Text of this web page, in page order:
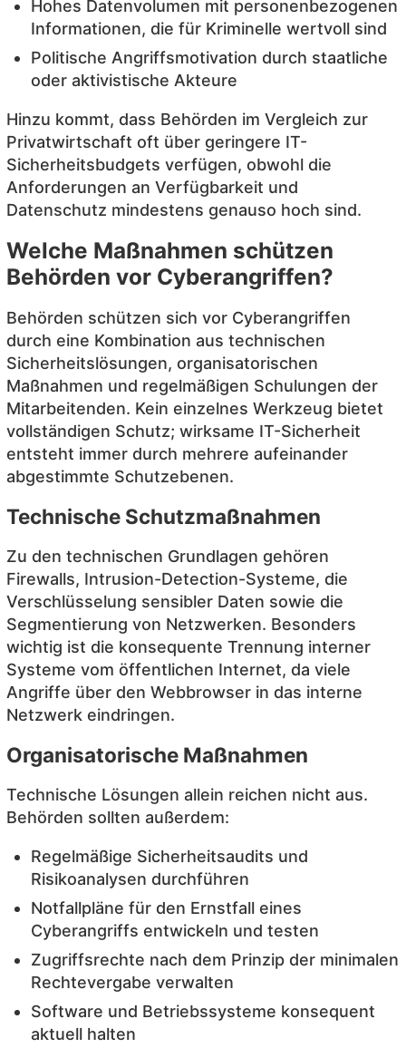
Hohes Datenvolumen mit personenbezogenen
Informationen, die für Kriminelle wertvoll sind
Politische Angriffsmotivation durch staatliche
oder aktivistische Akteure
Hinzu kommt, dass Behörden im Vergleich zur
Privatwirtschaft oft über geringere IT-
Sicherheitsbudgets verfügen, obwohl die
Anforderungen an Verfügbarkeit und
Datenschutz mindestens genauso hoch sind.
Welche Maßnahmen schützen
Behörden vor Cyberangriffen?
Behörden schützen sich vor Cyberangriffen
durch eine Kombination aus technischen
Sicherheitslösungen, organisatorischen
Maßnahmen und regelmäßigen Schulungen der
Mitarbeitenden. Kein einzelnes Werkzeug bietet
vollständigen Schutz; wirksame IT-Sicherheit
entsteht immer durch mehrere aufeinander
abgestimmte Schutzebenen.
Technische Schutzmaßnahmen
Zu den technischen Grundlagen gehören
Firewalls, Intrusion-Detection-Systeme, die
Verschlüsselung sensibler Daten sowie die
Segmentierung von Netzwerken. Besonders
wichtig ist die konsequente Trennung interner
Systeme vom öffentlichen Internet, da viele
Angriffe über den Webbrowser in das interne
Netzwerk eindringen.
Organisatorische Maßnahmen
Technische Lösungen allein reichen nicht aus.
Behörden sollten außerdem:
Regelmäßige Sicherheitsaudits und
Risikoanalysen durchführen
Notfallpläne für den Ernstfall eines
Cyberangriffs entwickeln und testen
Zugriffsrechte nach dem Prinzip der minimalen
Rechtevergabe verwalten
Software und Betriebssysteme konsequent
aktuell halten